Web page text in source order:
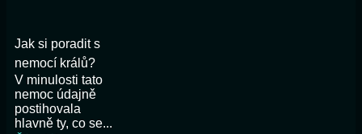
Jak si poradit s
nemocí králů?
V minulosti tato
nemoc údajně
postihovala
hlavně ty, co se...